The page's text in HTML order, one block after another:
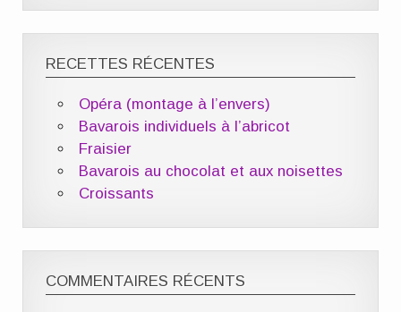
RECETTES RÉCENTES
Opéra (montage à l’envers)
Bavarois individuels à l’abricot
Fraisier
Bavarois au chocolat et aux noisettes
Croissants
COMMENTAIRES RÉCENTS